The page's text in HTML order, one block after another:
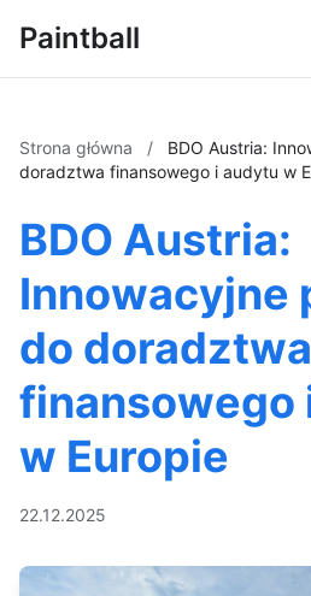
Paintball
Strona główna /
BDO Austria:
doradztwa finansowego i audytu w
BDO Austria:
Innowacyjne
do doradztwa
finansowego
w Europie
22.12.2025